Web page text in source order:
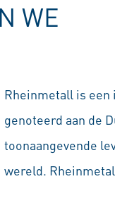
WE
Rheinmetall is een
genoteerd aan de
toonaangevende
wereld.